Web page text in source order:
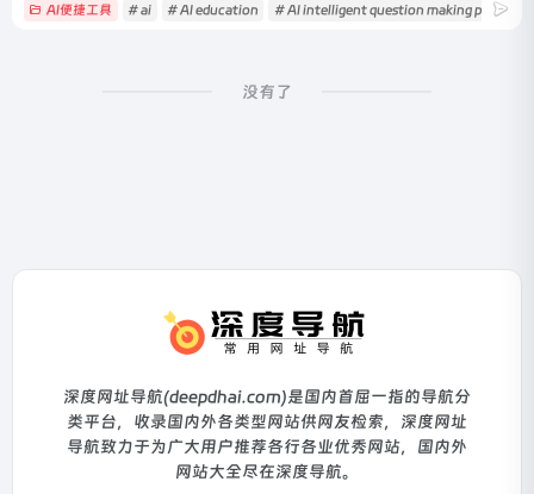
AI便捷工具 # ai # AI education # AI intelligent question making platform
没有了
深度网址导航(deepdhai.com)是国内首屈一指的导航分
类平台，收录国内外各类型网站供网友检索，深度网址
导航致力于为广大用户推荐各行各业优秀网站，国内外
网站大全尽在深度导航。